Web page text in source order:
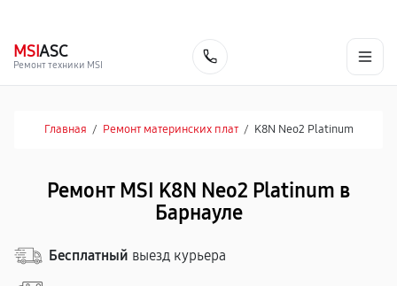
MSIASC
Ремонт техники MSI
Главная / Ремонт материнских плат / K8N Neo2 Platinum
Ремонт MSI K8N Neo2 Platinum в
Барнауле
Бесплатный выезд курьера